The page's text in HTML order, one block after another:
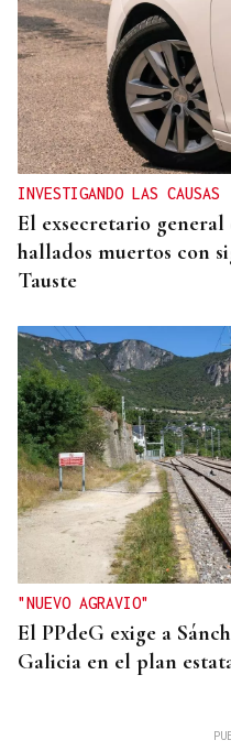
INVESTIGANDO LAS CAUSAS
El exsecretario general
hallados muertos con
Tauste
"NUEVO AGRAVIO"
El PPdeG exige a
Galicia en el plan